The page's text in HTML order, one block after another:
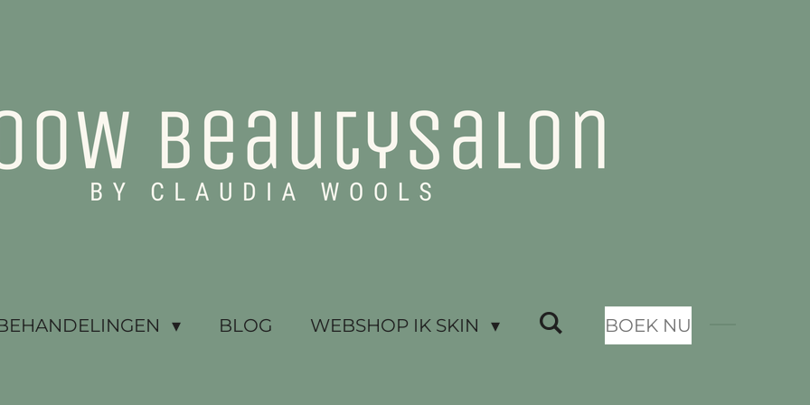
BLOG WEBSHOP IK SKIN BOEK NU